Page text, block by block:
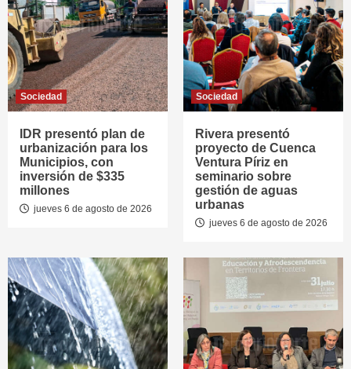
Sociedad
IDR presentó plan de
urbanización para los
Municipios, con
inversión de $335
millones
jueves 6 de agosto de 2026
Sociedad
Rivera presentó
proyecto de Cuenca
Ventura Píriz en
seminario sobre
gestión de aguas
urbanas
jueves 6 de agosto de 2026